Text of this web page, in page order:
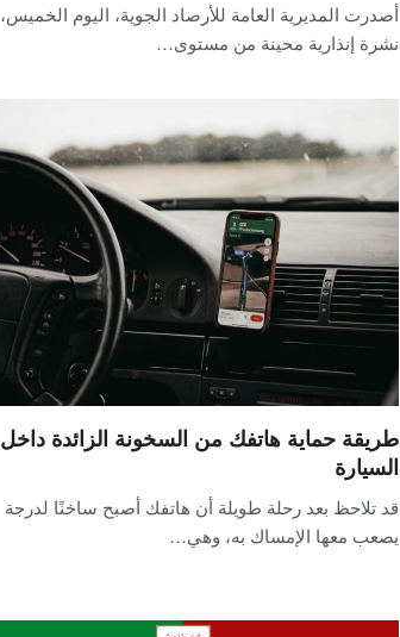
أصدرت المديرية العامة للأرصاد الجوية، اليوم الخميس،
نشرة إنذارية محينة من مستوى…
طريقة حماية هاتفك من السخونة الزائدة داخل
السيارة
قد تلاحظ بعد رحلة طويلة أن هاتفك أصبح ساخنًا لدرجة
يصعب معها الإمساك به، وهي…